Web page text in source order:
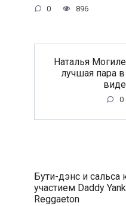
0 896
Наталья
лучшая пара
0
Бути-дэнс и сальса
участием Daddy
Reggaeton